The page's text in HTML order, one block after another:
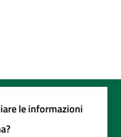
le informazioni